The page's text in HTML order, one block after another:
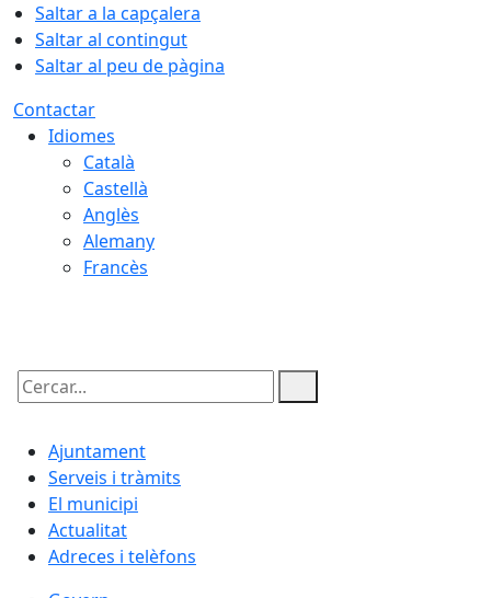
Saltar a la capçalera
Saltar al contingut
Saltar al peu de pàgina
Contactar
Idiomes
Català
Castellà
Anglès
Alemany
Francès
Cercar:
Ajuntament
Serveis i tràmits
El municipi
Actualitat
Adreces i telèfons